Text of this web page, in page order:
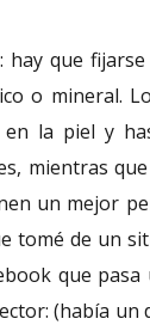
hay que
o mineral.
en la piel y
mientras
un mejor
tomé de un
que
(había un